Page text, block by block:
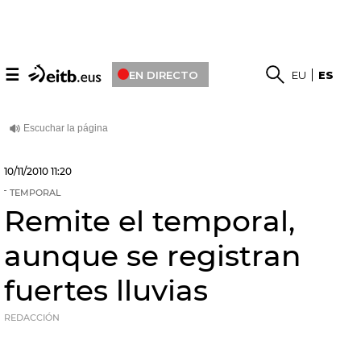
☰ EN DIRECTO EU ES
10/11/2010 11:20
TEMPORAL
Remite el temporal,
aunque se registran
fuertes lluvias
REDACCIÓN